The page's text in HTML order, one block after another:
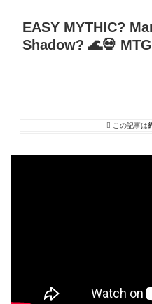
EASY MYTHIC?
Shadow? 🌊💀
この記事は